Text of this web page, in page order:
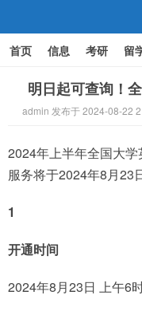
首页 信息 考研 留
文化 家庭教育
明日起可查询！
admin 发布于 2024-08-22
2024年上半年全国大
服务将于2024年8月23
1
开通时间
2024年8月23日 上午6